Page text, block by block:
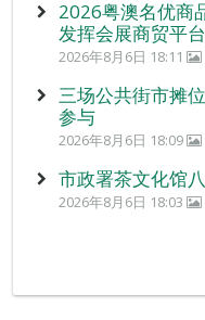
2026粤澳名优商
发挥会展商贸平
2026年8月6日 18:11
三场公共街市摊
参与
2026年8月6日 18:09
市政署茶文化馆
2026年8月6日 18:03